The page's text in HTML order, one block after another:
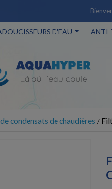
D'EAU ANTI-
condensats de chaudières